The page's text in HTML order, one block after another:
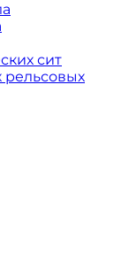
сит
рельсовых